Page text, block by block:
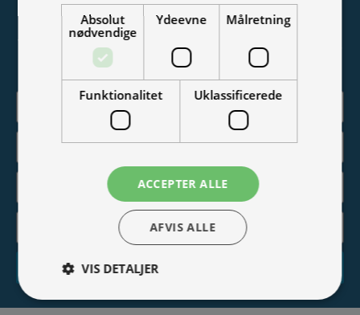
Tilmeld nyhedsmail
Vær blandt de første til at modtage info om nye produkter,
tilbud, events og udstillinger.
Absolut
nødvendige
Ydeevne Målretning
Funktionalitet Uklassificerede
ACCEPTER ALLE
AFVIS ALLE
VIS DETALJER